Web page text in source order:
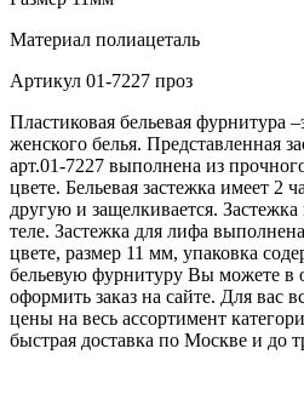
Материал полиацеталь
Артикул 01-7227 проз
Пластиковая бельевая фурнитура
женского белья. Представленная
арт.01-7227 выполнена из
цвете. Бельевая застежка имеет 2
другую и защелкивается.
теле. Застежка для лифа
цвете, размер 11 мм, упаковка
бельевую фурнитуру Вы можете в
оформить заказ на сайте. Для вас
цены на весь ассортимент
быстрая доставка по Москве и до